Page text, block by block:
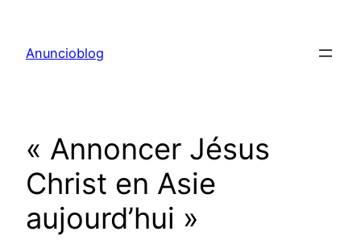
contenu
Anuncioblog
« Annoncer Jésus
Christ en Asie
aujourd’hui »